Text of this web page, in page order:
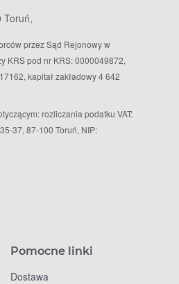
Toruń,
przez Sąd Rejonowy w
KRS pod nr KRS: 0000049872,
kapitał zakładowy 4 642
rozliczania podatku VAT:
37, 87-100 Toruń, NIP:
Pomocne linki
Dostawa